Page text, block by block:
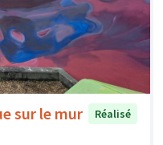
sur le mur
Réalisé